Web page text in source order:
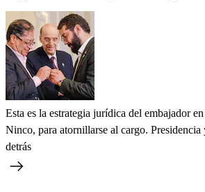
Esta es la estrategia jurídica del embajador
Ninco, para atornillarse al cargo. Presidencia
detrás